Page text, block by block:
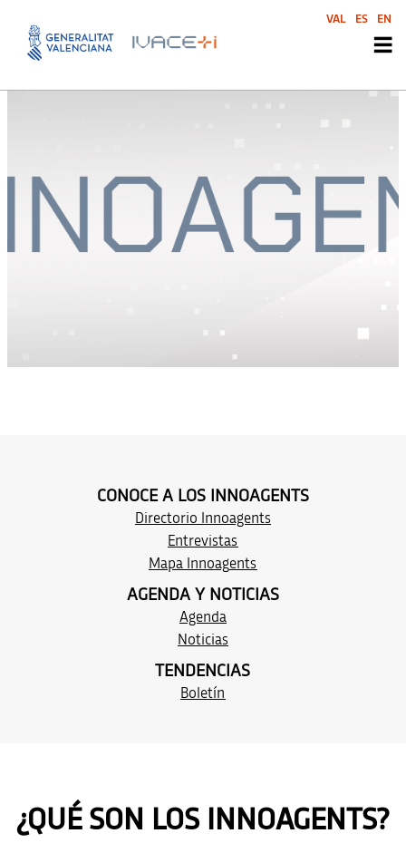
CONOCE A LOS INNOAGENTS
Directorio Innoagents
Entrevistas
Mapa Innoagents
AGENDA Y NOTICIAS
Agenda
Noticias
TENDENCIAS
Boletín
¿QUÉ SON LOS INNOAGENTS?
VAL ES EN